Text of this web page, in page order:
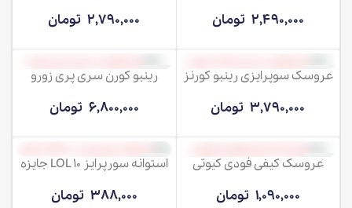
2,490,000 تومان 2,790,000 تومان
ناموجود
عروسک سوپرایزی رینبو کورنز
3,790,000 تومان
ناموجود
رینبو کورن سری پری زورو
6,800,000 تومان
ناموجود
عروسک کیفی فودی کیوتی
1,090,000 تومان
ناموجود
استوانه سورپرایز LOL 10 جایزه
388,000 تومان